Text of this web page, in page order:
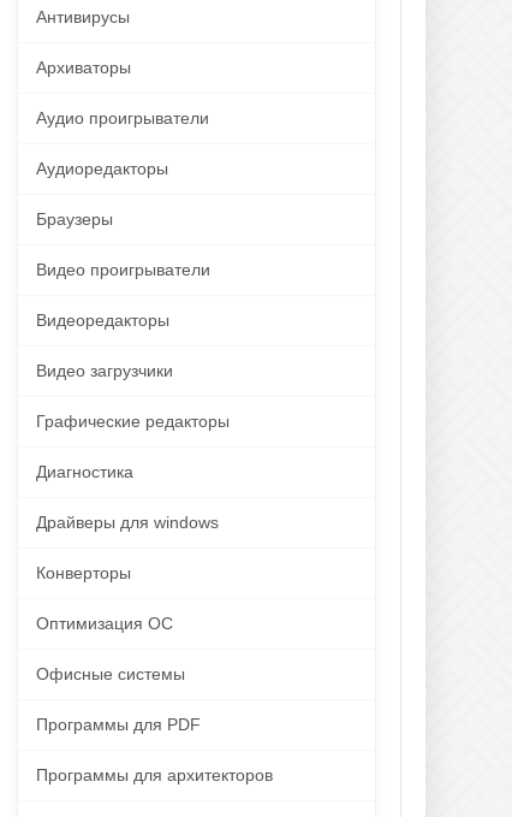
Антивирусы
Архиваторы
Аудио проигрыватели
Аудиоредакторы
Браузеры
Видео проигрыватели
Видеоредакторы
Видео загрузчики
Графические редакторы
Диагностика
Драйверы для windows
Конверторы
Оптимизация ОС
Офисные системы
Программы для PDF
Программы для архитекторов